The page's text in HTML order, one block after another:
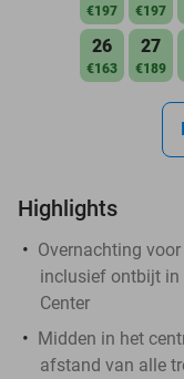
€197 €197
26
€163
27
€189
Highlights
Overnachting
inclusief ontbijt in
Center
Midden in het
afstand van alle